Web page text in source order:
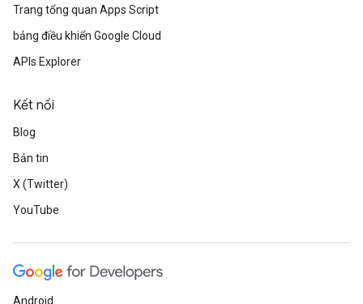
Trang tổng quan Apps Script
bảng điều khiển Google Cloud
APIs Explorer
Kết nối
Blog
Bản tin
X (Twitter)
YouTube
Android